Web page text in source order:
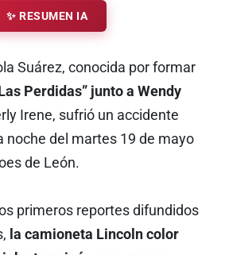
✨ RESUMEN IA
Suárez, conocida por formar
Perdidas” junto a Wendy
Irene, sufrió un accidente
noche del martes 19 de mayo
de León.
primeros reportes difundidos
la camioneta Lincoln color